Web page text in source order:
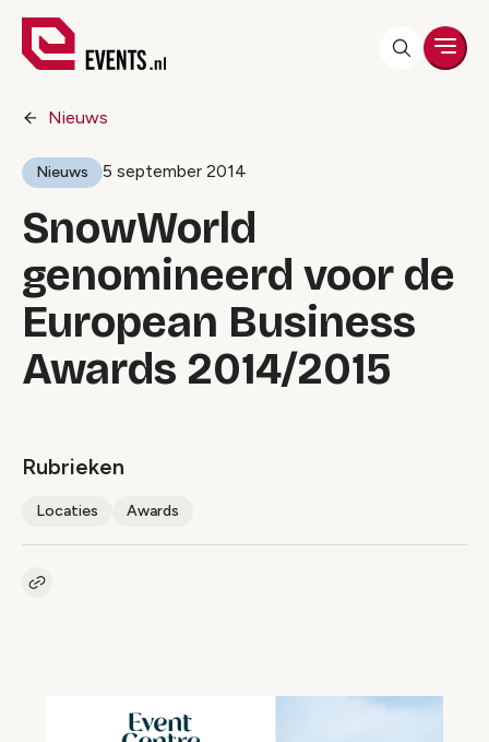
Nieuws
Nieuws 5 september 2014
SnowWorld
genomineerd voor de
European Business
Awards 2014/2015
Rubrieken
Locaties Awards
Kopieer link naar artikel